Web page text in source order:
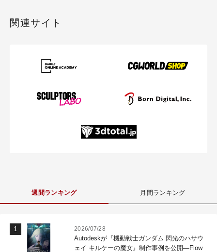
関連サイト
週間ランキング 月間ランキング
2026/07/28
Autodeskが『機動戦士ガンダム 閃光のハサウ
ェイ キルケーの魔女』制作事例を公開―Flow